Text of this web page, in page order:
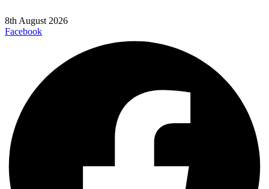
8th August 2026
Facebook